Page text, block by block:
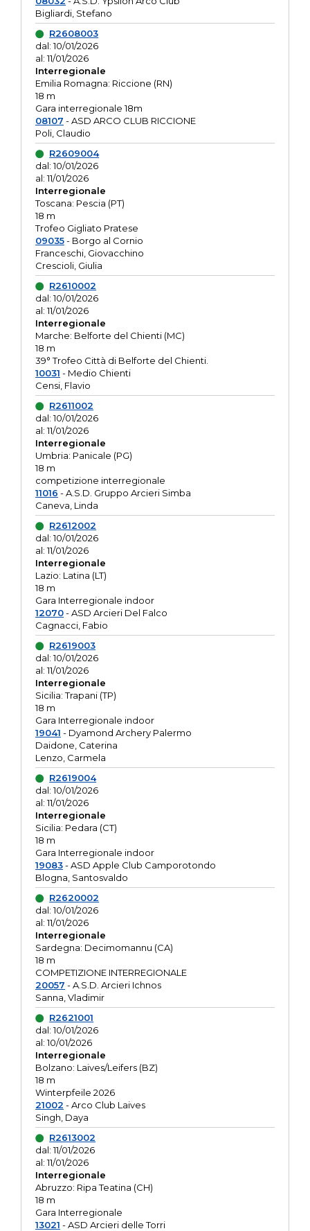
Bigliardi, Stefano
R2608003
dal: 10/01/2026
al: 11/01/2026
Interregionale
Emilia Romagna: Riccione (RN)
18 m
Gara interregionale 18m
08107 - ASD ARCO CLUB RICCIONE
Poli, Claudio
R2609004
dal: 10/01/2026
al: 11/01/2026
Interregionale
Toscana: Pescia (PT)
18 m
Trofeo Gigliato Pratese
09035- Borgo al Cornio
Franceschi, Giovacchino
Crescioli, Giulia
R2610002
dal: 10/01/2026
al: 11/01/2026
Interregionale
Marche: Belforte del Chienti (MC)
18 m
39° Trofeo Città di Belforte del Chienti.
10031 - Medio Chienti
Censi, Flavio
R2611002
dal: 10/01/2026
al: 11/01/2026
Interregionale
Umbria: Panicale (PG)
18 m
competizione interregionale
11016 - A.S.D. Gruppo Arcieri Simba
Caneva, Linda
R2612002
dal: 10/01/2026
al: 11/01/2026
Interregionale
Lazio: Latina (LT)
18 m
Gara Interregionale indoor
12070- ASD Arcieri Del Falco
Cagnacci, Fabio
R2619003
dal: 10/01/2026
al: 11/01/2026
Interregionale
Sicilia: Trapani (TP)
18 m
Gara Interregionale indoor
19041 - Dyamond Archery Palermo
Daidone, Caterina
Lenzo, Carmela
R2619004
dal: 10/01/2026
al: 11/01/2026
Interregionale
Sicilia: Pedara (CT)
18 m
Gara Interregionale indoor
19083- ASD Apple Club Camporotondo
Blogna, Santosvaldo
R2620002
dal: 10/01/2026
al: 11/01/2026
Interregionale
Sardegna: Decimomannu (CA)
18 m
COMPETIZIONE INTERREGIONALE
20057 - A.S.D. Arcieri Ichnos
Sanna, Vladimir
R2621001
dal: 10/01/2026
al: 10/01/2026
Interregionale
Bolzano: Laives/Leifers (BZ)
18 m
Winterpfeile 2026
21002 - Arco Club Laives
Singh, Daya
R2613002
dal: 11/01/2026
al: 11/01/2026
Interregionale
Abruzzo: Ripa Teatina (CH)
18 m
Gara Interregionale
13021 - ASD Arcieri delle Torri